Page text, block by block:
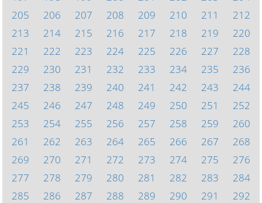
205
206 207 208 209 210 211
212
213
214 215 216 217 218 219
220
221
222 223 224 225 226 227
228
229
230 231 232 233 234 235
236
237
238 239 240 241 242 243
244
245
246 247 248 249 250 251
252
253
254 255 256 257 258 259
260
261
262 263 264 265 266 267
268
269
270 271 272 273 274 275
276
277
278 279 280 281 282 283
284
285
286 287 288 289 290 291
292